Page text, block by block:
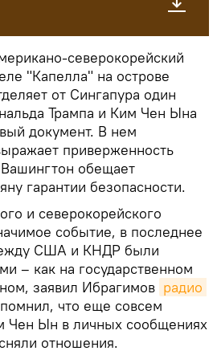
северокорейский
"Капелла" на острове
от Сингапура один
Трампа и Ким Чен Ына
документ. В нем
приверженность
обещает
гарантии безопасности.
и северокорейского
событие, в последнее
США и КНДР были
– как на государственном
заявил Ибрагимов радио
что еще совсем
Чен Ын в личных сообщениях
отношения.